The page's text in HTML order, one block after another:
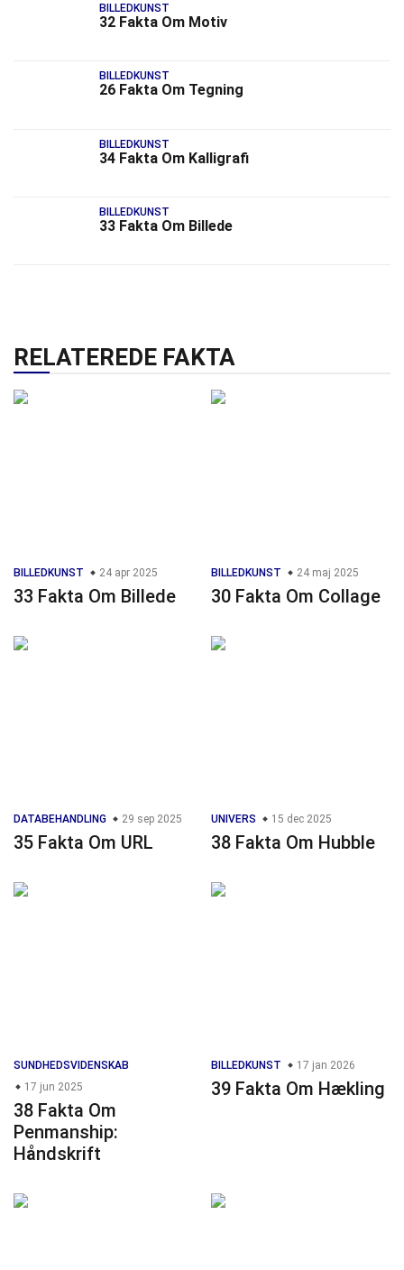
BILLEDKUNST
32 Fakta Om Motiv
BILLEDKUNST
26 Fakta Om Tegning
BILLEDKUNST
34 Fakta Om Kalligrafi
BILLEDKUNST
33 Fakta Om Billede
RELATEREDE FAKTA
BILLEDKUNST 24 apr 2025
33 Fakta Om Billede
BILLEDKUNST 24 maj 2025
30 Fakta Om Collage
DATABEHANDLING 29 sep 2025
35 Fakta Om URL
UNIVERS 15 dec 2025
38 Fakta Om Hubble
SUNDHEDSVIDENSKAB
17 jun 2025
38 Fakta Om
Penmanship:
Håndskrift
BILLEDKUNST 17 jan 2026
39 Fakta Om Hækling